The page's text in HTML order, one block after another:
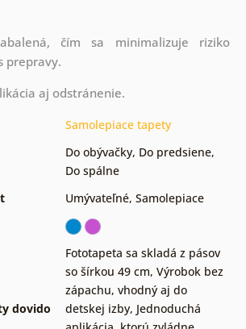
čím sa minimalizuje riziko
prepravy.
aj odstránenie.
Samolepiace tapety
Do obývačky, Do predsiene,
Do spálne
Umývateľné, Samolepiace
dovido
Fototapeta sa skladá z pásov
so šírkou 49 cm, Výrobok bez
zápachu, vhodný aj do
detskej izby, Jednoduchá